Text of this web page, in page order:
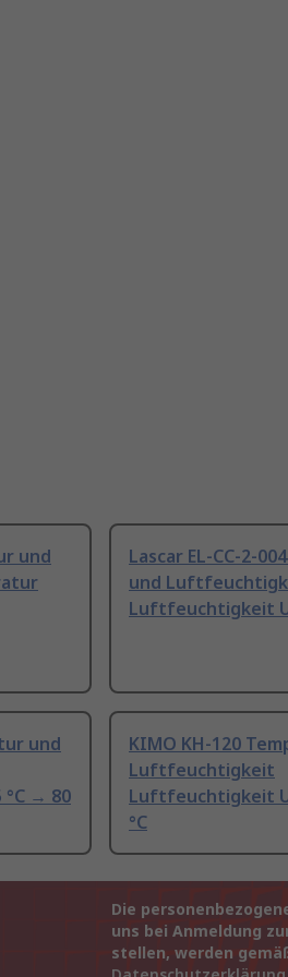
und
Lascar EL-CC-2-
und
Luftfeuchtigkeit
und
→ 80
KIMO KH-120
Luftfeuchtigkeit
Luftfeuchtigkeit
°C
Die
uns bei Anmeldung
stellen, werden